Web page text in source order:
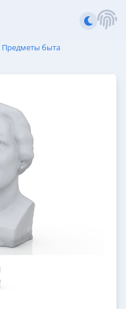
Предметы быта